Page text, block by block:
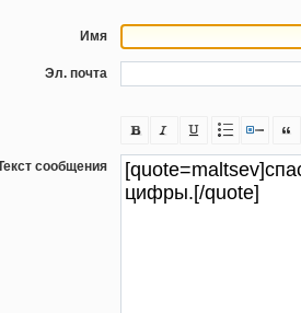
Имя
Эл. почта
сообщения